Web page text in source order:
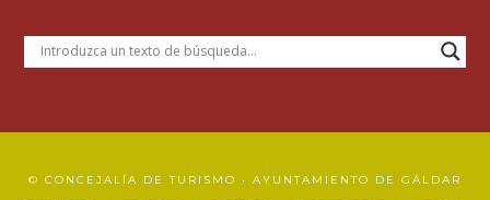
© CONCEJALÍA DE TURISMO • AYUNTAMIENTO DE GÁLDAR